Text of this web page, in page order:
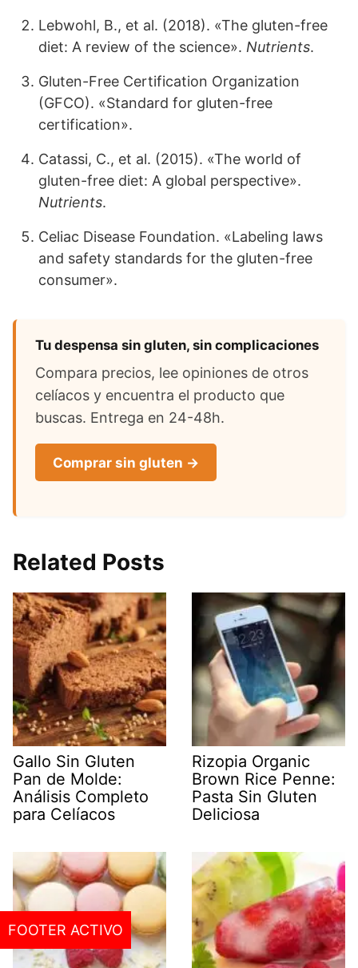
Lebwohl, B., et al. (2018). «The gluten-free
diet: A review of the science». Nutrients.
Gluten-Free Certification Organization
(GFCO). «Standard for gluten-free
certification».
Catassi, C., et al. (2015). «The world of
gluten-free diet: A global perspective».
Nutrients.
Celiac Disease Foundation. «Labeling laws
and safety standards for the gluten-free
consumer».
Tu despensa sin gluten, sin complicaciones
Compara precios, lee opiniones de otros
celíacos y encuentra el producto que
buscas. Entrega en 24-48h.
Comprar sin gluten →
Related Posts
Gallo Sin Gluten
Pan de Molde:
Análisis Completo
para Celíacos
Rizopia Organic
Brown Rice Penne:
Pasta Sin Gluten
Deliciosa
FOOTER ACTIVO